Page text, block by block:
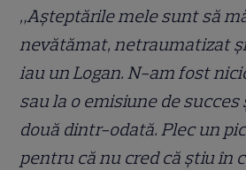
„Aşteptările mele sunt să
nevătămat, netraumatizat
iau un Logan. N-am fost
sau la o emisiune de succes
două dintr-odată. Plec un
pentru că nu cred că ştiu în